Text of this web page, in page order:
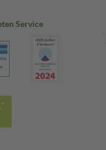
Service